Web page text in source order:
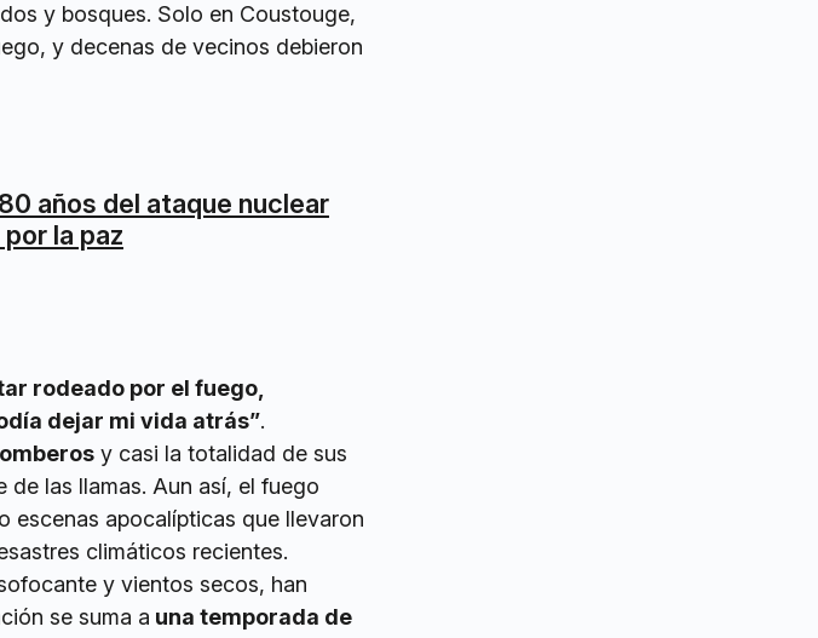
y bosques. Solo en Coustouge,
y decenas de vecinos debieron
años del ataque nuclear
la paz
rodeado por el fuego,
dejar mi vida atrás”.
y casi la totalidad de sus
las llamas. Aun así, el fuego
escenas apocalípticas que llevaron
climáticos recientes.
y vientos secos, han
se suma a una temporada de